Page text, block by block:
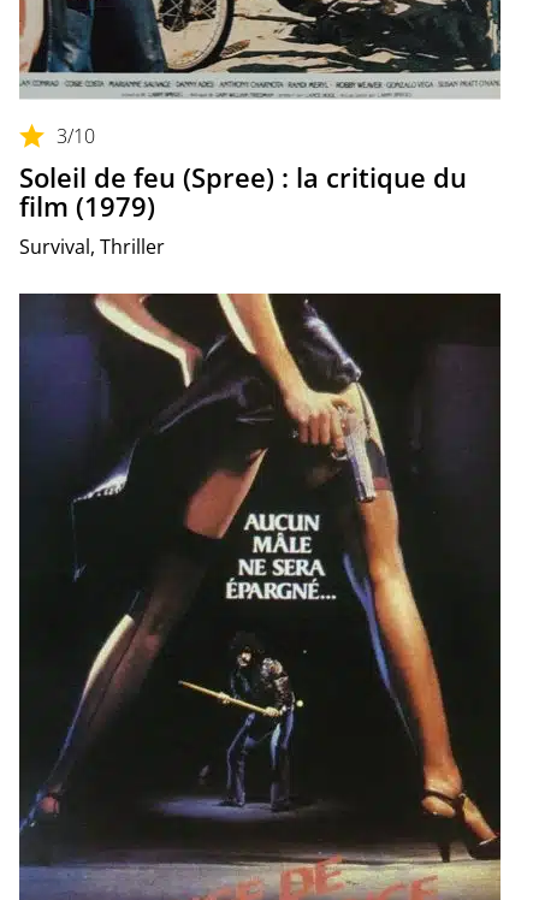
3/10
Soleil de feu (Spree) : la critique du
film (1979)
Survival, Thriller